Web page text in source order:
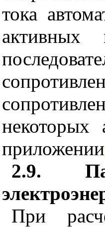
тока
активных
некоторых
приложении
2.9.
При